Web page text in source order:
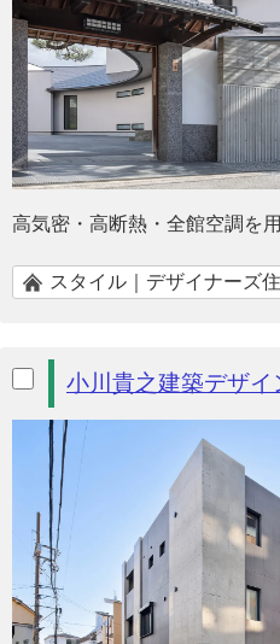
高気密・高断熱・全館空調を
スタイル｜デザイナーズ
小川貴之建築デザイ